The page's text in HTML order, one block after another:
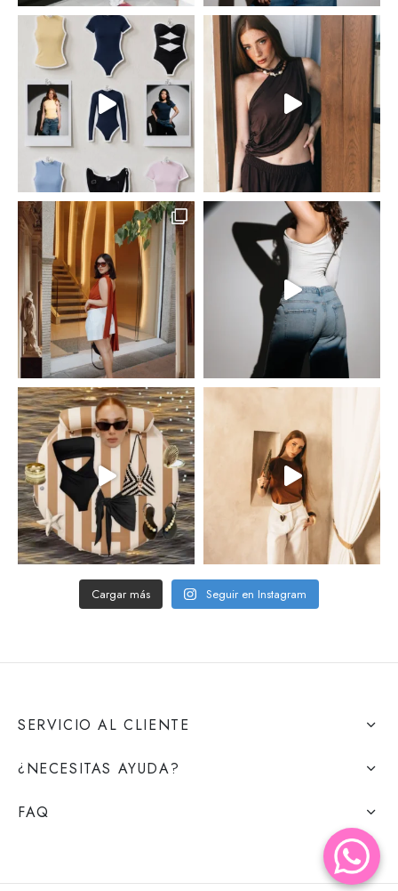
Cargar más Seguir en Instagram
SERVICIO AL CLIENTE
¿NECESITAS AYUDA?
FAQ